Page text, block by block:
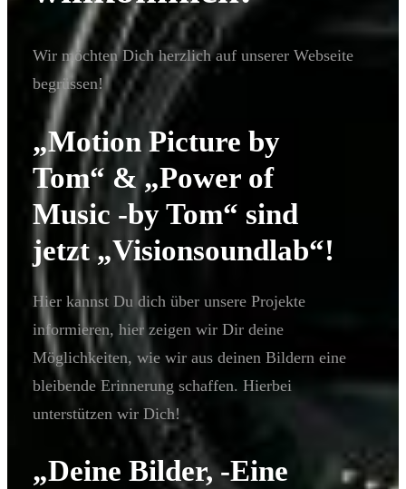
Wir möchten Dich herzlich auf unserer Webseite
begrüssen!
„Motion Picture by
Tom“ & „Power of
Music -by Tom“ sind
jetzt „Visionsoundlab“!
Hier kannst Du dich über unsere Projekte
informieren, hier zeigen wir Dir deine
Möglichkeiten, wie wir aus deinen Bildern eine
bleibende Erinnerung schaffen. Hierbei
unterstützen wir Dich!
„Deine Bilder, -Eine